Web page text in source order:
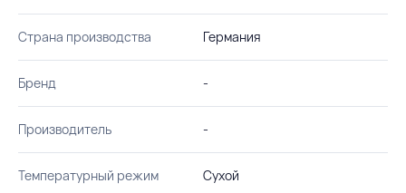
Страна производства Германия
Бренд -
Производитель -
Температурный режим Сухой